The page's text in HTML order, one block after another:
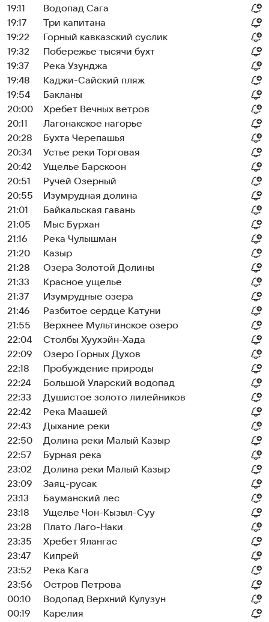
19:11
Водопад Сага
19:17
Три капитана
19:22
Горный кавказский суслик
19:32
Побережье тысячи бухт
19:37
Река Узунджа
19:48
Каджи-Сайский пляж
19:54
Бакланы
20:00
Хребет Вечных ветров
20:11
Лагонакское нагорье
20:28
Бухта Черепашья
20:34
Устье реки Торговая
20:42
Ущелье Барскоон
20:51
Ручей Озерный
20:55
Изумрудная долина
21:01
Байкальская гавань
21:05
Мыс Бурхан
21:16
Река Чулышман
21:20
Казыр
21:28
Озера Золотой Долины
21:33
Красное ущелье
21:37
Изумрудные озера
21:46
Разбитое сердце Катуни
21:55
Верхнее Мультинское озеро
22:04
Столбы Хуухэйн-Хада
22:09
Озеро Горных Духов
22:18
Пробуждение природы
22:24
Большой Уларский водопад
22:33
Душистое золото лилейников
22:42
Река Маашей
22:43
Дыхание реки
22:50
Долина реки Малый Казыр
22:57
Бурная река
23:02
Долина реки Малый Казыр
23:09
Заяц-русак
23:13
Бауманский лес
23:18
Ущелье Чон-Кызыл-Суу
23:28
Плато Лаго-Наки
23:35
Хребет Ялангас
23:47
Кипрей
23:52
Река Кага
23:56
Остров Петрова
00:10
Водопад Верхний Кулузун
00:19
Карелия